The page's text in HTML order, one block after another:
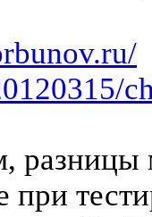
разницы
при